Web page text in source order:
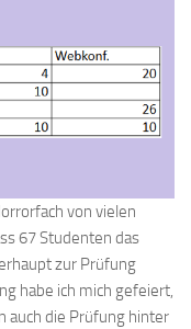
von vielen
67 Studenten das
zur Prüfung
habe ich mich gefeiert,
auch die Prüfung hinter